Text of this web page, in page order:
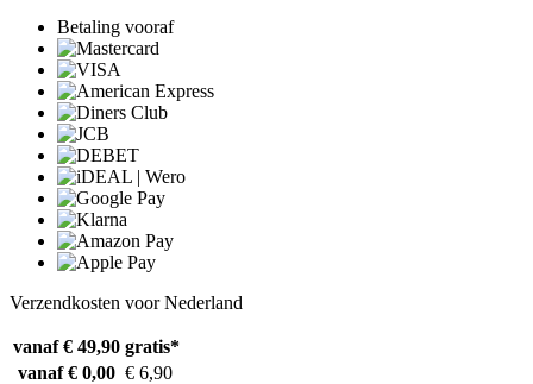
Betaling vooraf
Verzendkosten voor Nederland
vanaf € 49,90 gratis*
vanaf € 0,00 € 6,90